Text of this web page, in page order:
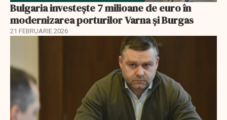
Bulgaria investește 7 milioane de euro în
modernizarea porturilor Varna și Burgas
21 FEBRUARIE 2026